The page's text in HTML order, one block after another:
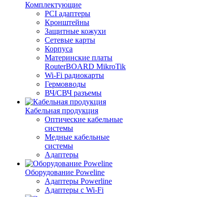
Комплектующие
PCI адаптеры
Кронштейны
Защитные кожухи
Сетевые карты
Корпуса
Материнские платы
RouterBOARD MikroTik
Wi-Fi радиокарты
Гермовводы
ВЧ/СВЧ разъемы
Кабельная продукция
Оптические кабельные
системы
Медные кабельные
системы
Адаптеры
Оборудование Poweline
Адаптеры Powerline
Адаптеры с Wi-Fi